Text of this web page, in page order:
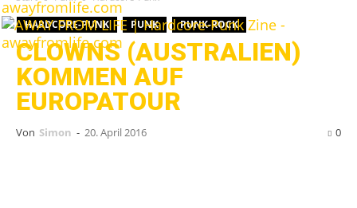
HARDCORE-PUNK
PUNK PUNK-ROCK
CLOWNS (AUSTRALIEN)
KOMMEN AUF
EUROPATOUR
Von Simon - 20. April 2016 0